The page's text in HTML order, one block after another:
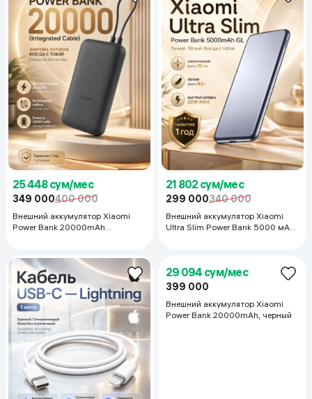
25 448 сум/мес
349 000400 000
Внешний аккумулятор Xiaomi
Power Bank 20000mAh
21 802 сум/мес
299 000340 000
Внешний аккумулятор Xiaomi
Ultra Slim Power Bank 5000 мАч